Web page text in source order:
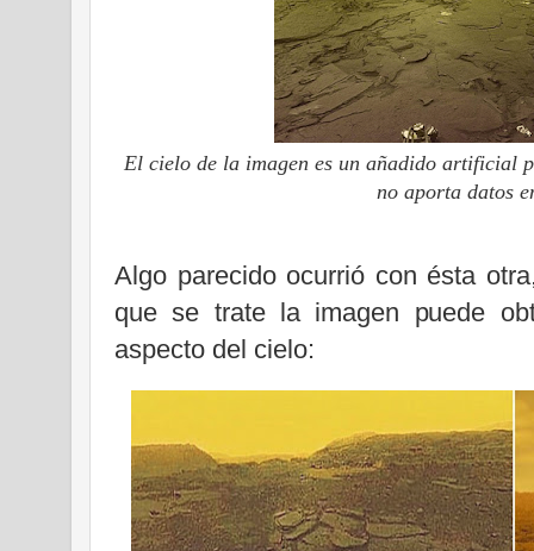
El cielo de la imagen es un añadido artificial
no aporta datos
Algo parecido ocurrió con ésta
que se trate la imagen puede
aspecto del cielo: